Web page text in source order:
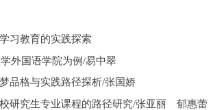
习教育的实践探索
外国语学院为例/易中翠
品格与实践路径探析/张国娇
研究生专业课程的路径研究/张亚丽 郁惠蕾